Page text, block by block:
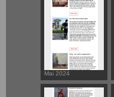
Mai 2024